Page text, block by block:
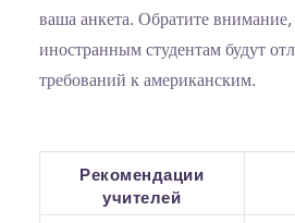
ваша анкета. Обратите внимание,
иностранным студентам будут
требований к американским.
Рекомендации
учителей